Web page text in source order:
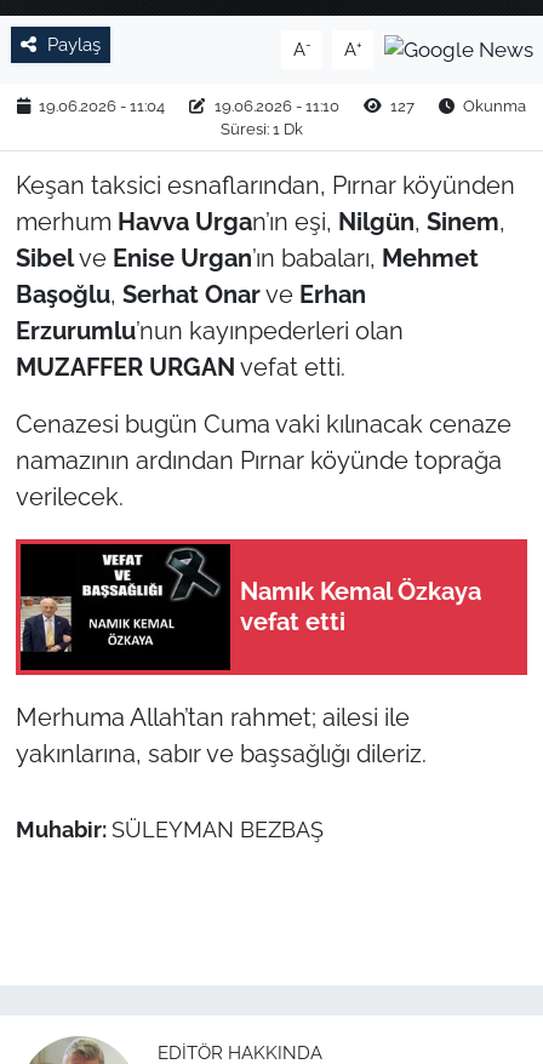
Paylaş A- A+
19.06.2026 - 11:04 19.06.2026 - 11:10 127
Okunma
Süresi: 1 Dk
Keşan taksici esnaflarından, Pırnar köyünden
merhum Havva Urgan’ın eşi, Nilgün, Sinem,
Sibelve Enise Urgan’ın babaları, Mehmet
Başoğlu, Serhat Onarve Erhan
Erzurumlu’nun kayınpederleri olan
MUZAFFER URGAN vefat etti.
Cenazesi bugün Cuma vaki kılınacak cenaze
namazının ardından Pırnar köyünde toprağa
verilecek.
Namık Kemal Özkaya
vefat etti
Merhuma Allah’tan rahmet; ailesi ile
yakınlarına, sabır ve başsağlığı dileriz.
Muhabir: SÜLEYMAN BEZBAŞ
EDITÖR HAKKINDA
RESMİ İLAN
SPOR
EDİRNE
TEKİRDAĞ
KIRKLARELİ
ÇANAKKALE
Bölge
Güvenlik
Politika
Bilim Teknoloji